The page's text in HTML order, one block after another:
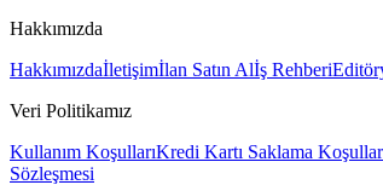
Hakkımızda
Hakkımızdaİletişimİlan Satın Alİş Rehberi
Veri Politikamız
Kullanım KoşullarıKredi Kartı Saklama
Sözleşmesi